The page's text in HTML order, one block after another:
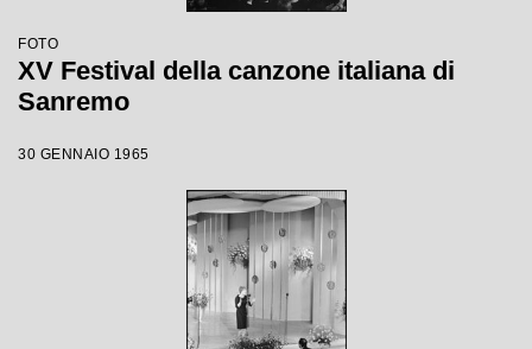
FOTO
XV Festival della canzone italiana di
Sanremo
30 GENNAIO 1965